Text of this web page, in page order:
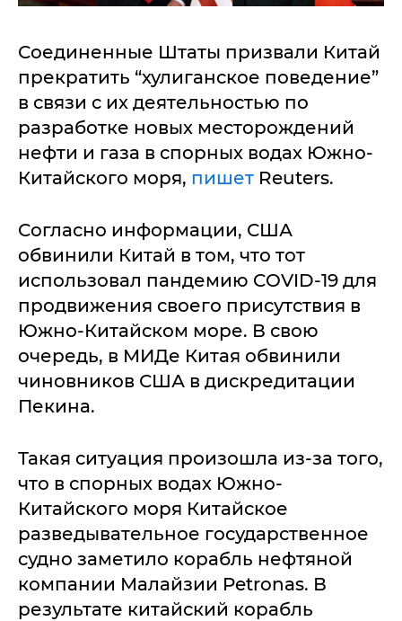
Соединенные Штаты призвали Китай
прекратить “хулиганское поведение”
в связи с их деятельностью по
разработке новых месторождений
нефти и газа в спорных водах Южно-
Китайского моря, пишет Reuters.
Согласно информации, США
обвинили Китай в том, что тот
использовал пандемию COVID-19 для
продвижения своего присутствия в
Южно-Китайском море. В свою
очередь, в МИДе Китая обвинили
чиновников США в дискредитации
Пекина.
Такая ситуация произошла из-за того,
что в спорных водах Южно-
Китайского моря Китайское
разведывательное государственное
судно заметило корабль нефтяной
компании Малайзии Petronas. В
результате китайский корабль